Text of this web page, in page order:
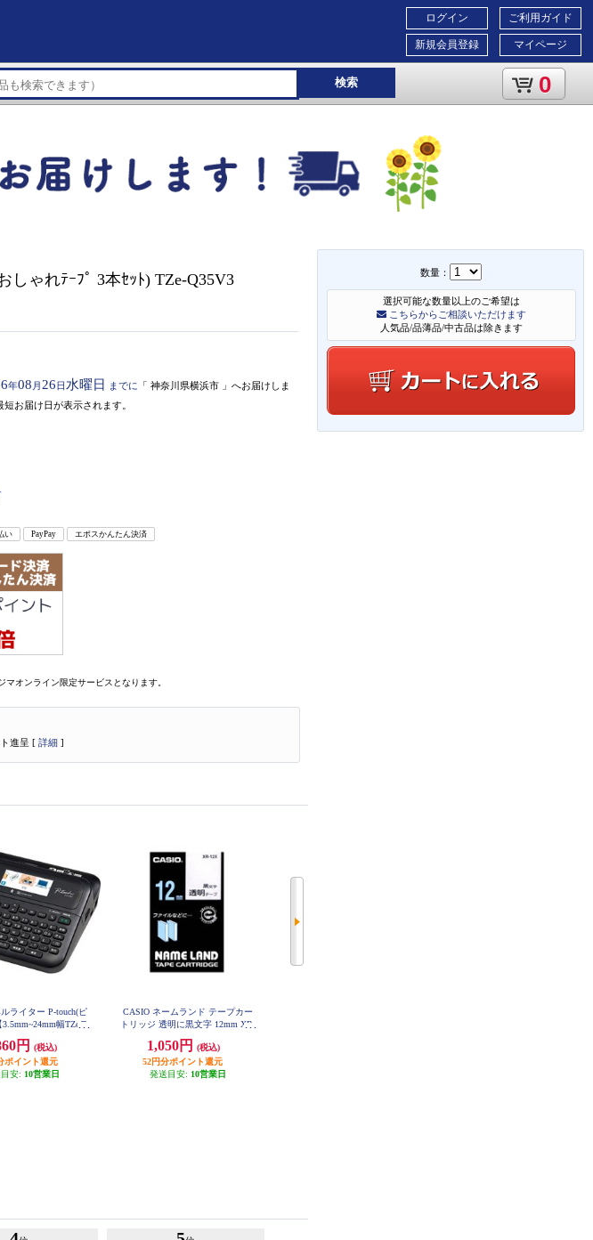
ご利用ガイド
マイページ
ログイン
新規会員登録
検索 0
数量：
選択可能な数量以上のご希望は
こちらからご相談いただけます
人気品/品薄品/中古品は除きます
しゃれﾃｰﾌﾟ 3本ｾｯﾄ) TZe-Q35V3
年08 月 26日 水曜日 までに 「 神奈川県横浜市 」 へお届けしま
お届け日が表示されます。
い PayPay エポスかんたん決済
オンライン限定サービスとなります。
進呈 [ 詳細 ]
ライター P-touch(ピ
幅TZeテ
】 PT-D610BT
円
(税込)
ポイント還元
安: 10営業日
CASIO ネームランド テープカー
トリッジ 透明に黒文字 12mm XR-
1,050円
(税込)
52円分ポイント還元
発送目安: 10営業日